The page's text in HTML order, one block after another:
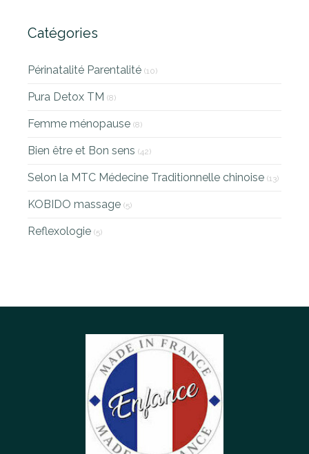
Catégories
Périnatalité Parentalité (10)
Pura Detox TM (8)
Femme ménopause (8)
Bien être et Bon sens (42)
Selon la MTC Médecine Traditionnelle chinoise (13)
KOBIDO massage (5)
Reflexologie (5)